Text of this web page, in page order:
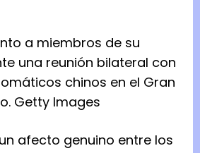
a miembros de su
una reunión bilateral con
chinos en el Gran
Getty Images
afecto genuino entre los